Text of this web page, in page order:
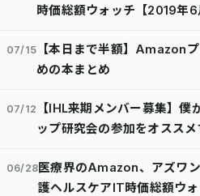
時価総額ウォッチ【2019年6
07/15
【本日まで半額】Amazon
めの本まとめ
07/12
【IHL来期メンバー募集】
ップ研究会の参加をオススメ
06/28医療界のAmazon、アズワ
護ヘルスケアIT時価総額ウ